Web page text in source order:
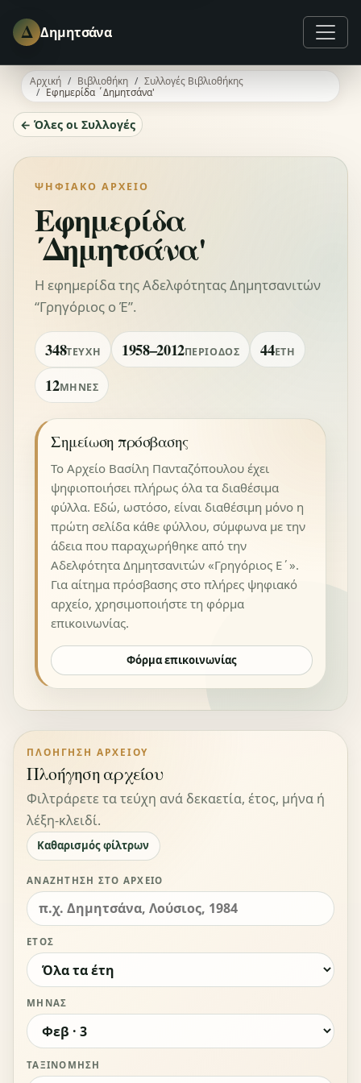
Δ Δημητσάνα
Αρχική Βιβλιοθήκη
Συλλογές Βιβλιοθήκης
Εφημερίδα ΄Δημητσάνα'
← Όλες οι Συλλογές
ΨΗΦΙΑΚΌ ΑΡΧΕΊΟ
Εφημερίδα
΄Δημητσάνα'
Η εφημερίδα της Αδελφότητας Δημητσανιτών
“Γρηγόριος ο Έ”.
348ΤΕΎΧΗ 1958–2012ΠΕΡΊΟΔΟΣ 44ΈΤΗ
12ΜΉΝΕΣ
Σημείωση πρόσβασης
Το Αρχείο Βασίλη Πανταζόπουλου έχει
ψηφιοποιήσει πλήρως όλα τα διαθέσιμα
φύλλα. Εδώ, ωστόσο, είναι διαθέσιμη μόνο η
πρώτη σελίδα κάθε φύλλου, σύμφωνα με την
άδεια που παραχωρήθηκε από την
Αδελφότητα Δημητσανιτών «Γρηγόριος Ε΄».
Για αίτημα πρόσβασης στο πλήρες ψηφιακό
αρχείο, χρησιμοποιήστε τη φόρμα
επικοινωνίας.
Φόρμα επικοινωνίας
ΠΛΟΉΓΗΣΗ ΑΡΧΕΊΟΥ
Πλοήγηση αρχείου
Φιλτράρετε τα τεύχη ανά δεκαετία, έτος, μήνα ή
λέξη-κλειδί.
Καθαρισμός φίλτρων
ΑΝΑΖΉΤΗΣΗ ΣΤΟ ΑΡΧΕΊΟ
ΈΤΟΣ
ΜΉΝΑΣ
ΤΑΞΙΝΌΜΗΣΗ